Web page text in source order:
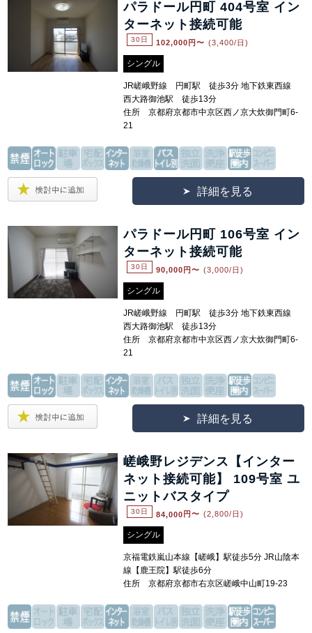
パラドール円町 404号室 イン
ターネット接続可能
30日 102,000 円〜 (3,400/日)
シングル
JR嵯峨野線 円町駅 徒歩3分 地下鉄東西線
西大路御池駅 徒歩13分
住所 京都府京都市中京区西ノ京大炊御門町6-
21
詳細を見る
パラドール円町 106号室 イン
ターネット接続可能
30日 90,000 円〜 (3,000/日)
シングル
JR嵯峨野線 円町駅 徒歩3分 地下鉄東西線
西大路御池駅 徒歩13分
住所 京都府京都市中京区西ノ京大炊御門町6-
21
詳細を見る
嵯峨野レジデンス【インター
ネット接続可能】 109号室 ユ
ニットバスタイプ
30日 84,000 円〜 (2,800/日)
シングル
京福電鉄嵐山本線【嵯峨】駅徒歩5分 JR山陰本
線【鹿王院】駅徒歩6分
住所 京都府京都市右京区嵯峨中山町19-23